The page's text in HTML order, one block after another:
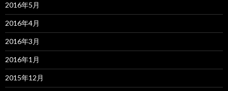
2016年5月
2016年4月
2016年3月
2016年1月
2015年12月